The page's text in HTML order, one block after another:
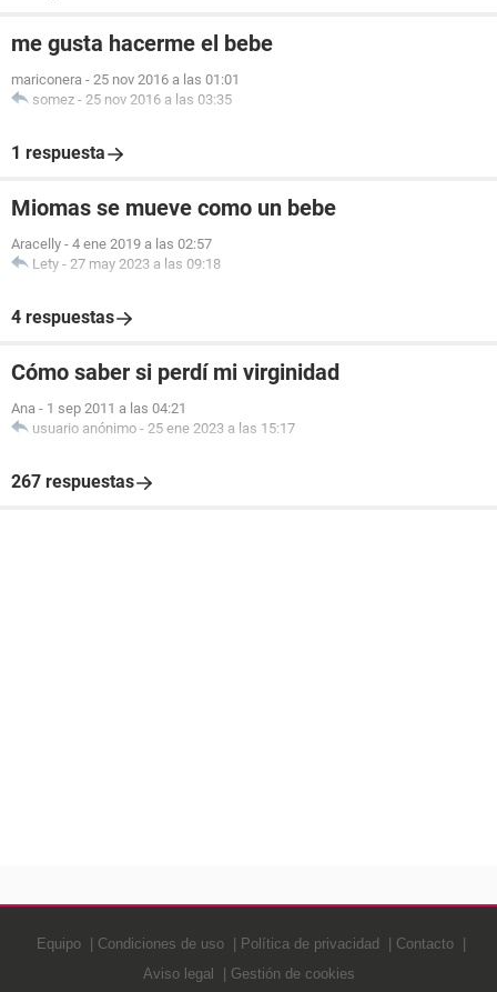
me gusta hacerme el bebe
mariconera - 25 nov 2016 a las 01:01
somez - 25 nov 2016 a las 03:35
1 respuesta
Miomas se mueve como un bebe
Aracelly - 4 ene 2019 a las 02:57
Lety - 27 may 2023 a las 09:18
4 respuestas
Cómo saber si perdí mi virginidad
Ana - 1 sep 2011 a las 04:21
usuario anónimo - 25 ene 2023 a las 15:17
267 respuestas
Equipo Condiciones de uso Política de privacidad
Contacto
Aviso legal
Gestión de cookies